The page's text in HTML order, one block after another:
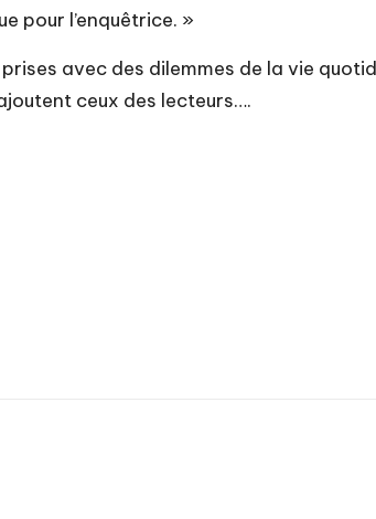
pour l’enquêtrice. »
avec des dilemmes de la vie
ceux des lecteurs….